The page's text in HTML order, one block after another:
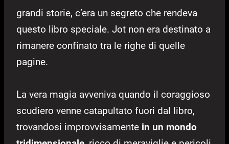
grandi storie, c’era un segreto che rendeva
questo libro speciale. Jot non era destinato a
rimanere confinato tra le righe di quelle
pagine.
La vera magia avveniva quando il coraggioso
scudiero venne catapultato fuori dal libro,
trovandosi improvvisamente in un mondo